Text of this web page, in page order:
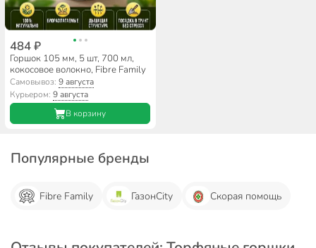
484 ₽
Горшок 105 мм, 5 шт, 700 мл,
кокосовое волокно, Fibre Family
Самовывоз:9 августа
Курьером:9 августа
В корзину
Популярные бренды
Fibre Family ГазонCity Скорая помощь